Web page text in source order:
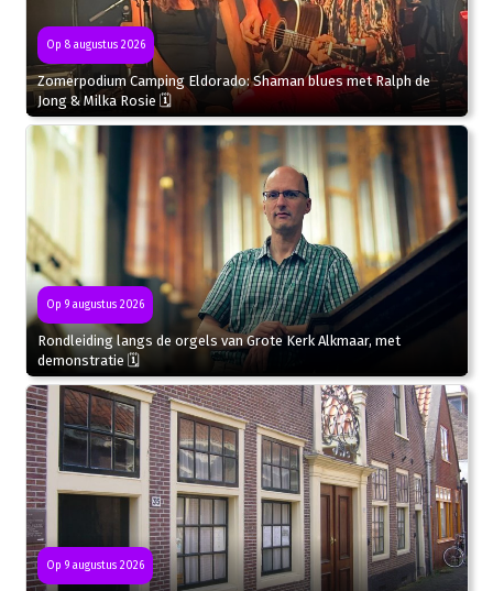
Op 8 augustus 2026
Zomerpodium Camping Eldorado: Shaman blues met Ralph de
Jong & Milka Rosie 🗓
Op 9 augustus 2026
Rondleiding langs de orgels van Grote Kerk Alkmaar, met
demonstratie 🗓
Op 9 augustus 2026